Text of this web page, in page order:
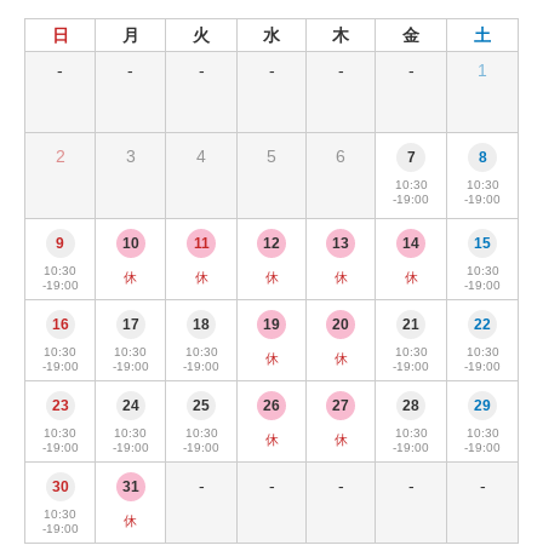
日 月 火 水 木 金
土
-
- - - - - 1
2 3 4 5 6 7
10:30
-19:00
8
10:30
-19:00
9
10:30
-19:00
10
休
11
休
12
休
13
休
14
休
15
10:30
-19:00
16
10:30
-19:00
17
10:30
-19:00
18
10:30
-19:00
19
休
20
休
21
10:30
-19:00
22
10:30
-19:00
23
10:30
-19:00
24
10:30
-19:00
25
10:30
-19:00
26
休
27
休
28
10:30
-19:00
29
10:30
-19:00
30
10:30
-19:00
31
休
- - - - -